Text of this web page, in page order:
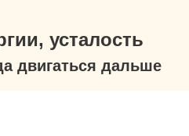
усталость
двигаться дальше